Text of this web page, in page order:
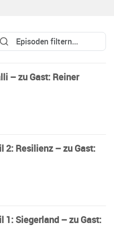
– zu Gast: Reiner
2: Resilienz – zu Gast:
1: Siegerland – zu Gast: